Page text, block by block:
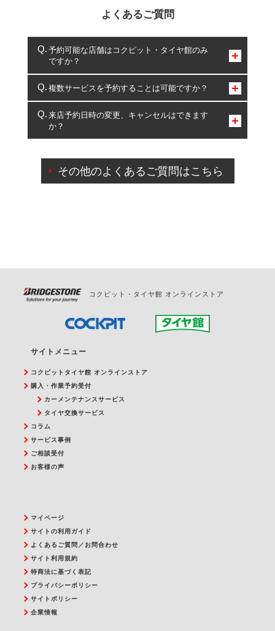
よくあるご質問
予約可能な店舗はコクピット・タイヤ館のみ
ですか？
コクピット・タイヤ館のみとなります。
複数サービスを予約することは可能ですか？
複数サービスのご予約は可能です。
一部の商品・サービスの組み合わせに限り、同時にご予約が
出来ないものもございます。
来店予約日時の変更、キャンセルはできます
か？
ご来店予約日の3営業日前を過ぎている場合のご予約
の日時変更につきましては、直接ご予約の店舗まで
その他のよくあるご質問はこちら
コクピット・タイヤ館 オンラインストア
サイトメニュー
コクピットタイヤ館 オンラインストア
購入・作業予約受付
カーメンテナンスサービス
タイヤ交換サービス
コラム
サービス事例
ご相談受付
お客様の声
マイページ
サイトの利用ガイド
よくあるご質問／お問合わせ
サイト利用規約
特商法に基づく表記
プライバシーポリシー
サイトポリシー
企業情報